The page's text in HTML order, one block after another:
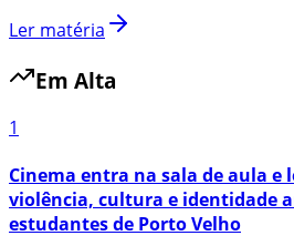
Ler matéria
Em Alta
1
Cinema entra na sala de aula e
violência, cultura e identidade
estudantes de Porto Velho